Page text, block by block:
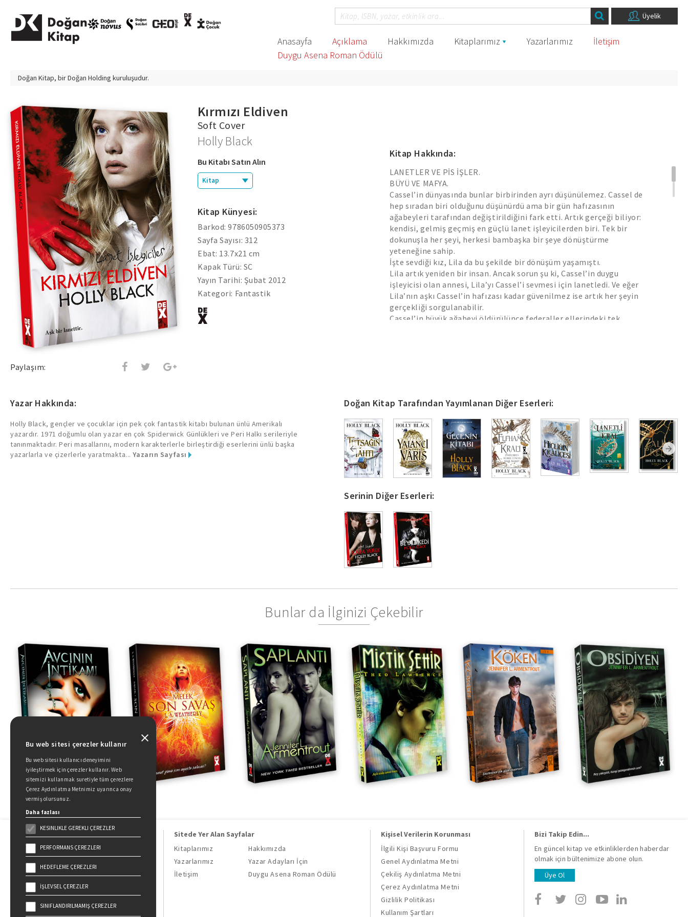
Üyelik
Anasayfa Açıklama Hakkımızda Kitaplarımız Yazarlarımız
İletişim
Duygu Asena Roman Ödülü
Doğan Kitap, birDoğan Holding kuruluşudur.
Paylaşım:
Kırmızı Eldiven
Soft Cover
Holly Black
Bu Kitabı Satın Alın
Kitap
Kitap Künyesi:
Barkod: 9786050905373
Sayfa Sayısı: 312
Ebat: 13.7x21 cm
Kapak Türü: SC
Yayın Tarihi: Şubat 2012
Kategori: Fantastik
Kitap Hakkında:
LANETLER VE PİS İŞLER.
BÜYÜ VE MAFYA.
Cassel’in dünyasında bunlar birbirinden ayrı düşünülemez. Cassel de
hep sıradan biri olduğunu düşünürdü ama bir gün hafızasının
ağabeyleri tarafından değiştirildiğini fark etti. Artık gerçeği biliyor:
kendisi, gelmiş geçmiş en güçlü lanet işleyicilerden biri. Tek bir
dokunuşla her şeyi, herkesi bambaşka bir şeye dönüştürme
yeteneğine sahip.
İşte sevdiği kız, Lila da bu şekilde bir dönüşüm yaşamıştı.
Lila artık yeniden bir insan. Ancak sorun şu ki, Cassel’in duygu
işleyicisi olan annesi, Lila’yı Cassel’i sevmesi için lanetledi. Ve eğer
Lila’nın aşkı Cassel’in hafızası kadar güvenilmez ise artık her şeyin
gerçekliği sorgulanabilir.
Cassel’in büyük ağabeyi öldürülünce federaller,ellerindeki tek
güvenemezken bunu nasıl başaracak?
Aşk bir lanettir ve kaybetmesi çok tehlikeli olan bir oyunda
dolandırıcılık, bazen tek çıkar yoldur.
Lanet İşleyiciler serisi Beyaz Kedi’den sonra ikinci kitapla devam
ediyor.
Yazar Hakkında:
Holly Black, gençler ve çocuklar için pek çok fantastik kitabı bulunan ünlü Amerikalı
yazardır. 1971 doğumlu olan yazar en çok Spiderwick Günlükleri ve Peri Halkı serileriyle
tanınmaktadır. Peri masallarını, modern karakterlerle birleştirdiği eserlerini ünlü başka
yazarlarla ve çizerlerle yaratmakta...Yazarın Sayfası
Doğan Kitap Tarafından Yayımlanan Diğer Eserleri:
Serinin Diğer Eserleri:
Bunlar da İlginizi Çekebilir
Doğan Kitap, bir Doğan Holding
kuruluşudur.
19 Mayıs Cad. Golden Plaza No:1 Kat:10
34360 / Şişli / İstanbul
Sitede Yer Alan Sayfalar
Kitaplarımız
Hakkımızda
Yazarlarımız
Yazar Adayları İçin
İletişim
Duygu Asena Roman Ödülü
Kişisel Verilerin Korunması
İlgili Kişi Başvuru Formu
Genel Aydınlatma Metni
Çekiliş Aydınlatma Metni
Çerez Aydınlatma Metni
Gizlilik Politikası
Kullanım Şartları
Bizi Takip Edin...
En güncel kitap ve etkinliklerden haberdar
olmak için bültenimize abone olun.
Üye Ol
Bu web sitesi çerezler kullanır
Bu web sitesi kullanıcı deneyimini
iyileştirmek için çerezler kullanır. Web
sitemizi kullanmak suretiyle tüm çerezlere
Çerez Aydınlatma Metnimiz uyarınca onay
vermiş olursunuz.
Daha fazlası
KESINLIKLE GEREKLI ÇEREZLER
PERFORMANS ÇEREZLERI
HEDEFLEME ÇEREZLERI
İŞLEVSEL ÇEREZLER
SINIFLANDIRILMAMIŞ ÇEREZLER